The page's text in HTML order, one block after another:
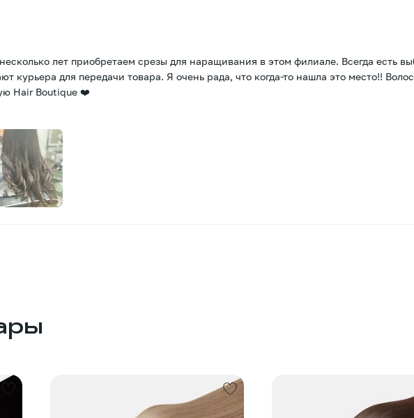
лет приобретаем срезы для наращивания в этом филиале. Всегда есть
курьера для передачи товара. Я очень рада, что когда-то нашла это место!!
Hair Boutique ❤️